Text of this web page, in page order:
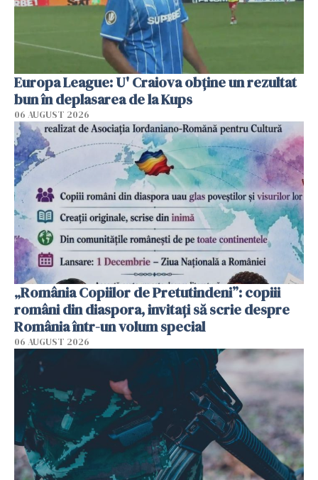
Europa League: U' Craiova obține un rezultat
bun în deplasarea de la Kups
06 AUGUST 2026
„România Copiilor de Pretutindeni”: copiii
români din diaspora, invitați să scrie despre
România într-un volum special
06 AUGUST 2026